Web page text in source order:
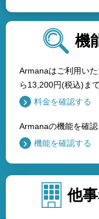
機
Armanaはご利用い
ら13,200円(税込)ま
料金を確認する
Armanaの機能を確認
機能を確認する
他